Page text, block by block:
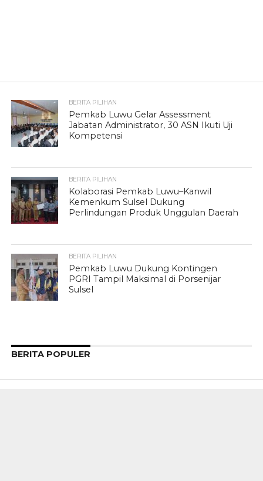
BERITA PILIHAN
Pemkab Luwu Gelar Assessment
Jabatan Administrator, 30 ASN Ikuti Uji
Kompetensi
BERITA PILIHAN
Kolaborasi Pemkab Luwu–Kanwil
Kemenkum Sulsel Dukung
Perlindungan Produk Unggulan Daerah
BERITA PILIHAN
Pemkab Luwu Dukung Kontingen
PGRI Tampil Maksimal di Porsenijar
Sulsel
BERITA POPULER